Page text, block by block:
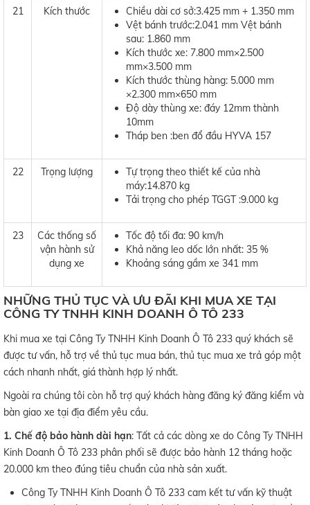
21 Kích thước
Chiều dài cơ sở:3.425 mm + 1.350 mm
Vệt bánh trước:2.041 mm Vệt bánh
sau: 1.860 mm
Kích thước xe: 7.800 mm×2.500
mm×3.500 mm
Kích thước thùng hàng: 5.000 mm
×2.300 mm×650 mm
Độ dày thùng xe: đáy 12mm thành
10mm
Tháp ben :ben đổ đầu HYVA 157
22 Trọng lượng
Tự trọng theo thiết kế của nhà
máy:14.870 kg
Tải trọng cho phép TGGT :9.000 kg
23
Các thống số
vận hành sử
dụng xe
Tốc độ tối đa: 90 km/h
Khả năng leo dốc lớn nhất: 35 %
Khoảng sáng gầm xe 341 mm
NHỮNG THỦ TỤC VÀ ƯU ĐÃI KHI MUA XE TẠI
CÔNG TY TNHH KINH DOANH Ô TÔ 233
Khi mua xe tại Công Ty TNHH Kinh Doanh Ô Tô 233 quý khách sẽ
được tư vấn, hỗ trợ về thủ tục mua bán, thủ tục mua xe trả góp một
cách nhanh nhất, giá thành hợp lý nhất.
Ngoài ra chúng tôi còn hỗ trợ quý khách hàng đăng ký đăng kiểm và
bàn giao xe tại địa điểm yêu cầu.
1. Chế độ bảo hành dài hạn: Tất cả các dòng xe do Công Ty TNHH
Kinh Doanh Ô Tô 233 phân phối sẽ được bảo hành 12 tháng hoặc
20.000 km theo đúng tiêu chuẩn của nhà sản xuất.
Công Ty TNHH Kinh Doanh Ô Tô 233 cam kết tư vấn kỹ thuật